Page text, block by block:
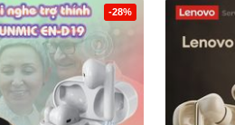
-28%
BÁO LỖI